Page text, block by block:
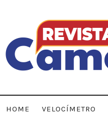
HOME VELOCÍMETRO